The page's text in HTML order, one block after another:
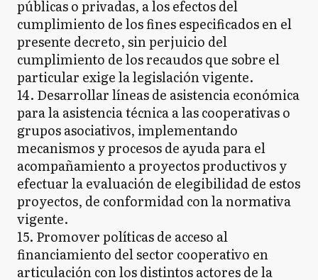
públicas o privadas, a los efectos del
cumplimiento de los fines especificados en el
presente decreto, sin perjuicio del
cumplimiento de los recaudos que sobre el
particular exige la legislación vigente.
14. Desarrollar líneas de asistencia económica
para la asistencia técnica a las cooperativas o
grupos asociativos, implementando
mecanismos y procesos de ayuda para el
acompañamiento a proyectos productivos y
efectuar la evaluación de elegibilidad de estos
proyectos, de conformidad con la normativa
vigente.
15. Promover políticas de acceso al
financiamiento del sector cooperativo en
articulación con los distintos actores de la